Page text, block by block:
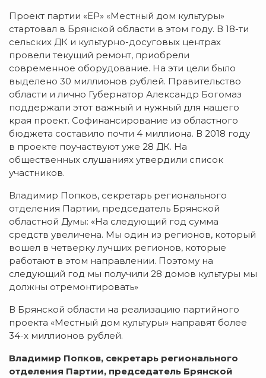
Проект партии «ЕР» «Местный дом культуры»
стартовал в Брянской области в этом году. В 18-ти
сельских ДК и культурно-досуговых центрах
провели текущий ремонт, приобрели
современное оборудование. На эти цели было
выделено 30 миллионов рублей. Правительство
области и лично Губернатор Александр Богомаз
поддержали этот важный и нужный для нашего
края проект. Софинансирование из областного
бюджета составило почти 4 миллиона. В 2018 году
в проекте поучаствуют уже 28 ДК. На
общественных слушаниях утвердили список
участников.
Владимир Попков, секретарь регионального
отделения Партии, председатель Брянской
областной Думы: «На следующий год сумма
средств увеличена. Мы один из регионов, который
вошел в четверку лучших регионов, которые
работают в этом направлении. Поэтому на
следующий год мы получили 28 домов культуры мы
должны отремонтировать»
В Брянской области на реализацию партийного
проекта «Местный дом культуры» направят более
34-х миллионов рублей.
Владимир Попков, секретарь регионального
отделения Партии, председатель Брянской